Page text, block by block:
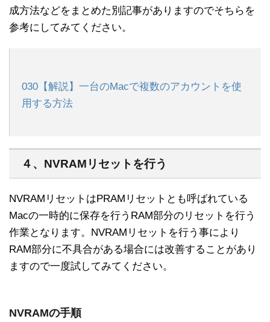
成方法などをまとめた別記事がありますのでそちらを
参考にしてみてください。
030【解説】一台のMacで複数のアカウントを使
用する方法
４、NVRAMリセットを行う
NVRAMリセットはPRAMリセットとも呼ばれている
Macの一時的に保存を行うRAM部分のリセットを行う
作業となります。NVRAMリセットを行う事により
RAM部分に不具合がある場合には改善することがあり
ますので一度試してみてください。
NVRAMの手順